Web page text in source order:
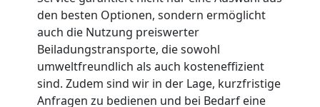
den besten Optionen, sondern ermöglicht
auch die Nutzung preiswerter
Beiladungstransporte, die sowohl
umweltfreundlich als auch kosteneffizient
sind. Zudem sind wir in der Lage, kurzfristige
Anfragen zu bedienen und bei Bedarf eine
Wolfsberg
Mini